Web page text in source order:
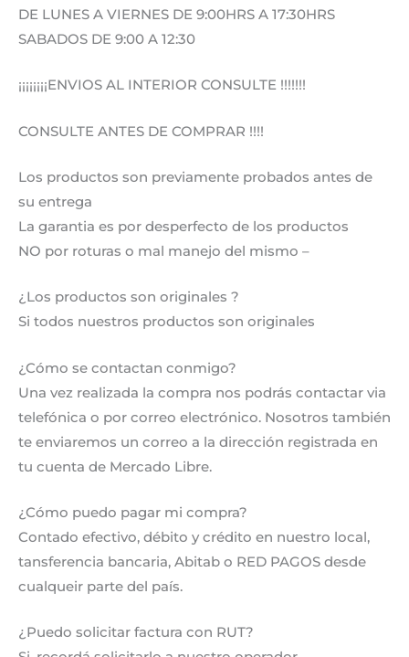
DE LUNES A VIERNES DE 9:00HRS A 17:30HRS
SABADOS DE 9:00 A 12:30
¡¡¡¡¡¡¡¡ENVIOS AL INTERIOR CONSULTE !!!!!!!
CONSULTE ANTES DE COMPRAR !!!!
Los productos son previamente probados antes de
su entrega
La garantia es por desperfecto de los productos
NO por roturas o mal manejo del mismo –
¿Los productos son originales ?
Si todos nuestros productos son originales
¿Cómo se contactan conmigo?
Una vez realizada la compra nos podrás contactar via
telefónica o por correo electrónico. Nosotros también
te enviaremos un correo a la dirección registrada en
tu cuenta de Mercado Libre.
¿Cómo puedo pagar mi compra?
Contado efectivo, débito y crédito en nuestro local,
tansferencia bancaria, Abitab o RED PAGOS desde
cualqueir parte del país.
¿Puedo solicitar factura con RUT?